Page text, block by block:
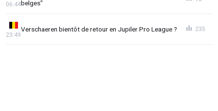
belges"
06:44
Verschaeren bientôt de retour en Jupiler Pro League ?
23:49
235